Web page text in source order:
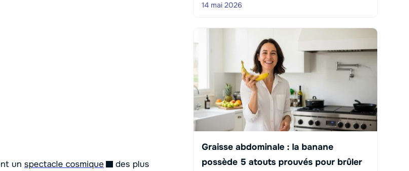
un spectacle cosmique
des plus
14 mai 2026
Graisse abdominale : la banane
possède 5 atouts prouvés pour brûler